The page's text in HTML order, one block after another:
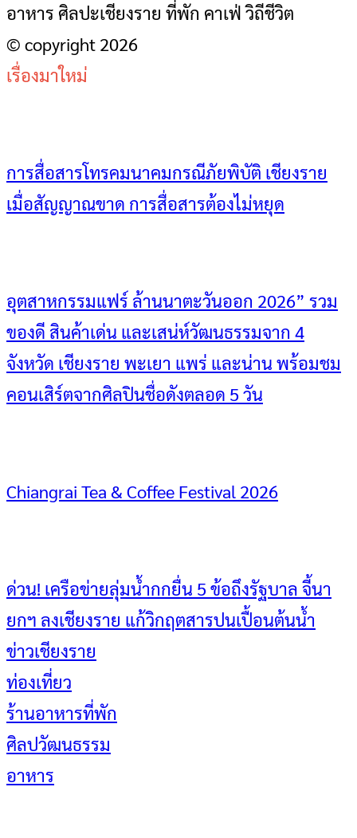
อาหาร ศิลปะเชียงราย ที่พัก คาเฟ่ วิถีชีวิต
© copyright 2026
เรื่องมาใหม่
การสื่อสารโทรคมนาคมกรณีภัยพิบัติ เชียงราย
เมื่อสัญญาณขาด การสื่อสารต้องไม่หยุด
อุตสาหกรรมแฟร์ ล้านนาตะวันออก 2026” รวม
ของดี สินค้าเด่น และเสน่ห์วัฒนธรรมจาก 4
จังหวัด เชียงราย พะเยา แพร่ และน่าน พร้อมชม
คอนเสิร์ตจากศิลปินชื่อดังตลอด 5 วัน
Chiangrai Tea & Coffee Festival 2026
ด่วน! เครือข่ายลุ่มน้ำกกยื่น 5 ข้อถึงรัฐบาล จี้นา
ยกฯ ลงเชียงราย แก้วิกฤตสารปนเปื้อนต้นน้ำ
ข่าวเชียงราย
ท่องเที่ยว
ร้านอาหารที่พัก
ศิลปวัฒนธรรม
อาหาร